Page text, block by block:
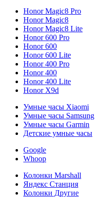
Honor Magic8 Pro
Honor Magic8
Honor Magic8 Lite
Honor 600 Pro
Honor 600
Honor 600 Lite
Honor 400 Pro
Honor 400
Honor 400 Lite
Honor X9d
Умные часы Xiaomi
Умные часы Samsung
Умные часы Garmin
Детские умные часы
Google
Whoop
Колонки Marshall
Яндекс Станция
Колонки Другие